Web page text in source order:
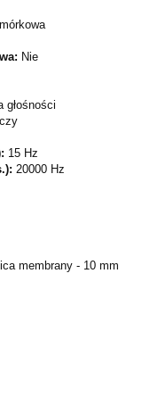
Nie
głośności
15 Hz
20000 Hz
membrany - 10 mm